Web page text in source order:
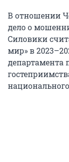
В отношении
дело о
Силовики
мир» в
департамента